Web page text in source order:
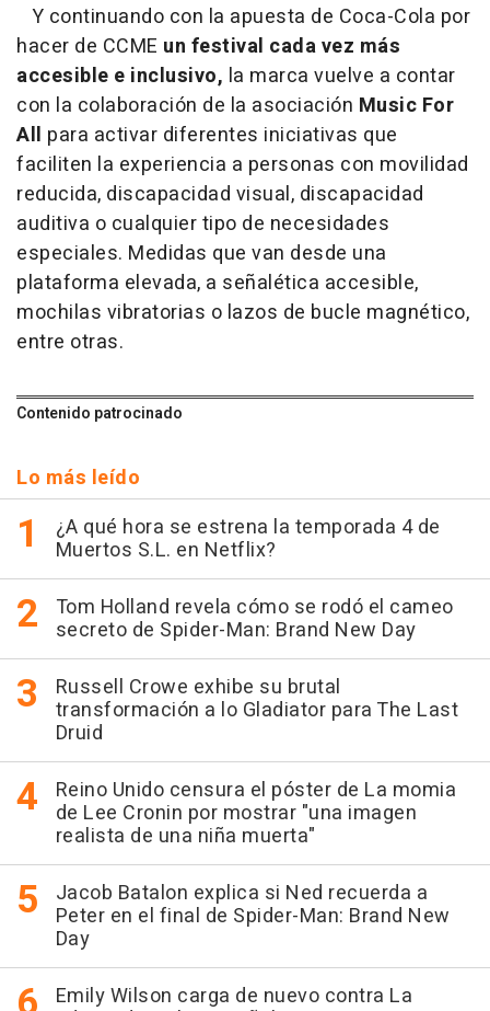
Y continuando con la apuesta de Coca-Cola por
hacer de CCME un festival cada vez más
accesible e inclusivo, la marca vuelve a contar
con la colaboración de la asociación Music For
All para activar diferentes iniciativas que
faciliten la experiencia a personas con movilidad
reducida, discapacidad visual, discapacidad
auditiva o cualquier tipo de necesidades
especiales. Medidas que van desde una
plataforma elevada, a señalética accesible,
mochilas vibratorias o lazos de bucle magnético,
entre otras.
Contenido patrocinado
Lo más leído
¿A qué hora se estrena la temporada 4 de
Muertos S.L. en Netflix?
Tom Holland revela cómo se rodó el cameo
secreto de Spider-Man: Brand New Day
Russell Crowe exhibe su brutal
transformación a lo Gladiator para The Last
Druid
Reino Unido censura el póster de La momia
de Lee Cronin por mostrar "una imagen
realista de una niña muerta"
Jacob Batalon explica si Ned recuerda a
Peter en el final de Spider-Man: Brand New
Day
Emily Wilson carga de nuevo contra La